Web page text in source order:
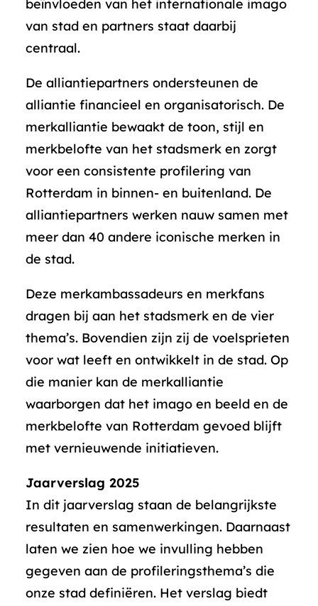
beïnvloeden van het internationale imago
van stad en partners staat daarbij
centraal.
De alliantiepartners ondersteunen de
alliantie financieel en organisatorisch. De
merkalliantie bewaakt de toon, stijl en
merkbelofte van het stadsmerk en zorgt
voor een consistente profilering van
Rotterdam in binnen- en buitenland. De
alliantiepartners werken nauw samen met
meer dan 40 andere iconische merken in
de stad.
Deze merkambassadeurs en merkfans
dragen bij aan het stadsmerk en de vier
thema’s. Bovendien zijn zij de voelsprieten
voor wat leeft en ontwikkelt in de stad. Op
die manier kan de merkalliantie
waarborgen dat het imago en beeld en de
merkbelofte van Rotterdam gevoed blijft
met vernieuwende initiatieven.​
Jaarverslag 2025
In dit jaarverslag staan de belangrijkste
resultaten en samenwerkingen. Daarnaast
laten we zien hoe we invulling hebben
gegeven aan de profileringsthema’s die
onze stad definiëren. Het verslag biedt